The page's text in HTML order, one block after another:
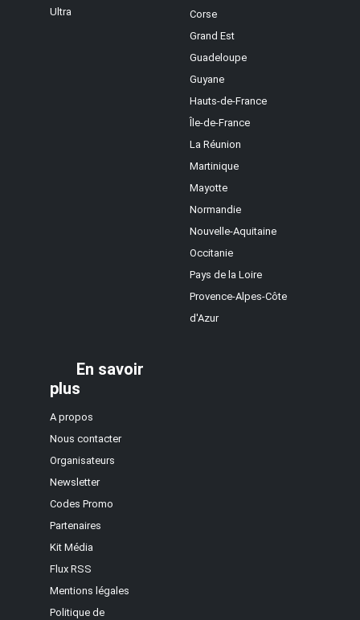
Ultra
Corse
Grand Est
Guadeloupe
Guyane
Hauts-de-France
Île-de-France
La Réunion
Martinique
Mayotte
Normandie
Nouvelle-Aquitaine
Occitanie
Pays de la Loire
Provence-Alpes-Côte
d'Azur
En savoir
plus
A propos
Nous contacter
Organisateurs
Newsletter
Codes Promo
Partenaires
Kit Média
Flux RSS
Mentions légales
Politique de